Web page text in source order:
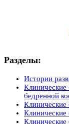
Разделы:
Истории
Клинические
бедренной
Клинические
Клинические